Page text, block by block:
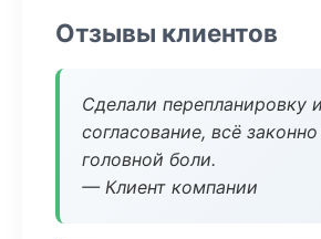
Отзывы клиентов
Сделали перепланировку и
согласование, всё
головной боли.
— Клиент компании